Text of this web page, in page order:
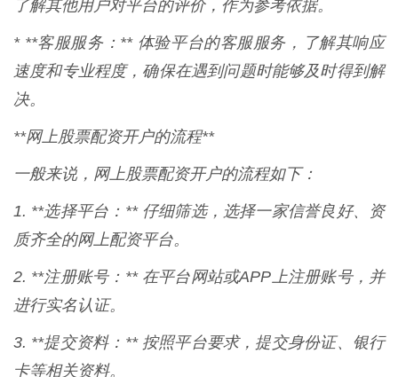
了解其他用户对平台的评价，作为参考依据。
* **客服服务：** 体验平台的客服服务，了解其响应
速度和专业程度，确保在遇到问题时能够及时得到解
决。
**网上股票配资开户的流程**
一般来说，网上股票配资开户的流程如下：
1. **选择平台：** 仔细筛选，选择一家信誉良好、资
质齐全的网上配资平台。
2. **注册账号：** 在平台网站或APP上注册账号，并
进行实名认证。
3. **提交资料：** 按照平台要求，提交身份证、银行
卡等相关资料。